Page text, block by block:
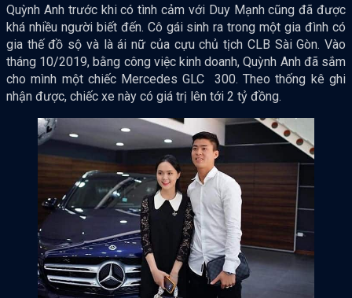
Quỳnh Anh trước khi có tình cảm với Duy Mạnh cũng đã được
khá nhiều người biết đến. Cô gái sinh ra trong một gia đình có
gia thế đồ sộ và là ái nữ của cựu chủ tịch CLB Sài Gòn. Vào
tháng 10/2019, bằng công việc kinh doanh, Quỳnh Anh đã sắm
cho mình một chiếc Mercedes GLC 300. Theo thống kê ghi
nhận được, chiếc xe này có giá trị lên tới 2 tỷ đồng.